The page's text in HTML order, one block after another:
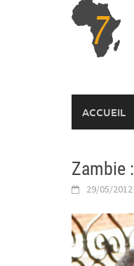
ACCUEIL
Zambie
29/05/2012